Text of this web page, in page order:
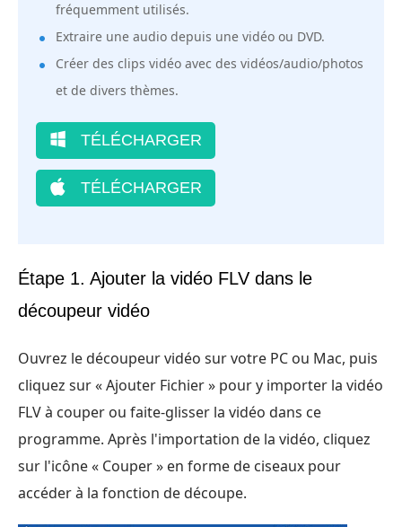
fréquemment utilisés.
Extraire une audio depuis une vidéo ou DVD.
Créer des clips vidéo avec des vidéos/audio/photos
et de divers thèmes.
TÉLÉCHARGER
TÉLÉCHARGER
Étape 1. Ajouter la vidéo FLV dans le
découpeur vidéo
Ouvrez le découpeur vidéo sur votre PC ou Mac, puis
cliquez sur « Ajouter Fichier » pour y importer la vidéo
FLV à couper ou faite-glisser la vidéo dans ce
programme. Après l'importation de la vidéo, cliquez
sur l'icône « Couper » en forme de ciseaux pour
accéder à la fonction de découpe.